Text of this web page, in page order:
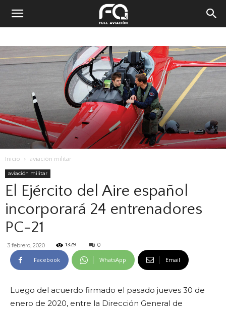
Inicio aviación militar
aviación militar
El Ejército del Aire español
incorporará 24 entrenadores
PC-21
3 febrero, 2020 1329 0
Facebook WhatsApp Email
Luego del acuerdo firmado el pasado jueves 30 de
enero de 2020, entre la Dirección General de